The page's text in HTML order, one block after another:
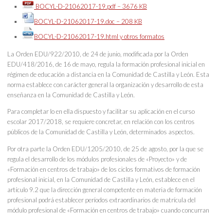
BOCYL-D-21062017-19.pdf – 3676 KB
BOCYL-D-21062017-19.doc – 208 KB
BOCYL-D-21062017-19.html y otros formatos
La Orden EDU/922/2010, de 24 de junio, modificada por la Orden
EDU/418/2016, de 16 de mayo, regula la formación profesional inicial en
régimen de educación a distancia en la Comunidad de Castilla y León. Esta
norma establece con carácter general la organización y desarrollo de esta
enseñanza en la Comunidad de Castilla y León.
Para completar lo en ella dispuesto y facilitar su aplicación en el curso
escolar 2017/2018, se requiere concretar, en relación con los centros
públicos de la Comunidad de Castilla y León, determinados aspectos.
Por otra parte la Orden EDU/1205/2010, de 25 de agosto, por la que se
regula el desarrollo de los módulos profesionales de «Proyecto» y de
«Formación en centros de trabajo» de los ciclos formativos de formación
profesional inicial, en la Comunidad de Castilla y León, establece en el
artículo 9.2 que la dirección general competente en materia de formación
profesional podrá establecer períodos extraordinarios de matrícula del
módulo profesional de «Formación en centros de trabajo» cuando concurran